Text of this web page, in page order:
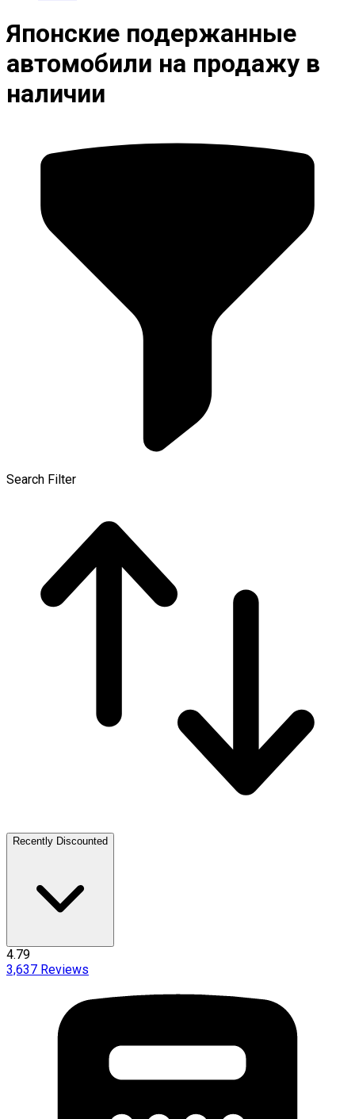
Японские подержанные
автомобили на продажу в
наличии
Search Filter
Recently Discounted
4.79
3,637 Reviews